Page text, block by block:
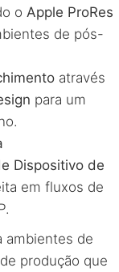
o Apple ProRes
de pós-
através
para um
Dispositivo de
em fluxos de
ambientes de
produção que